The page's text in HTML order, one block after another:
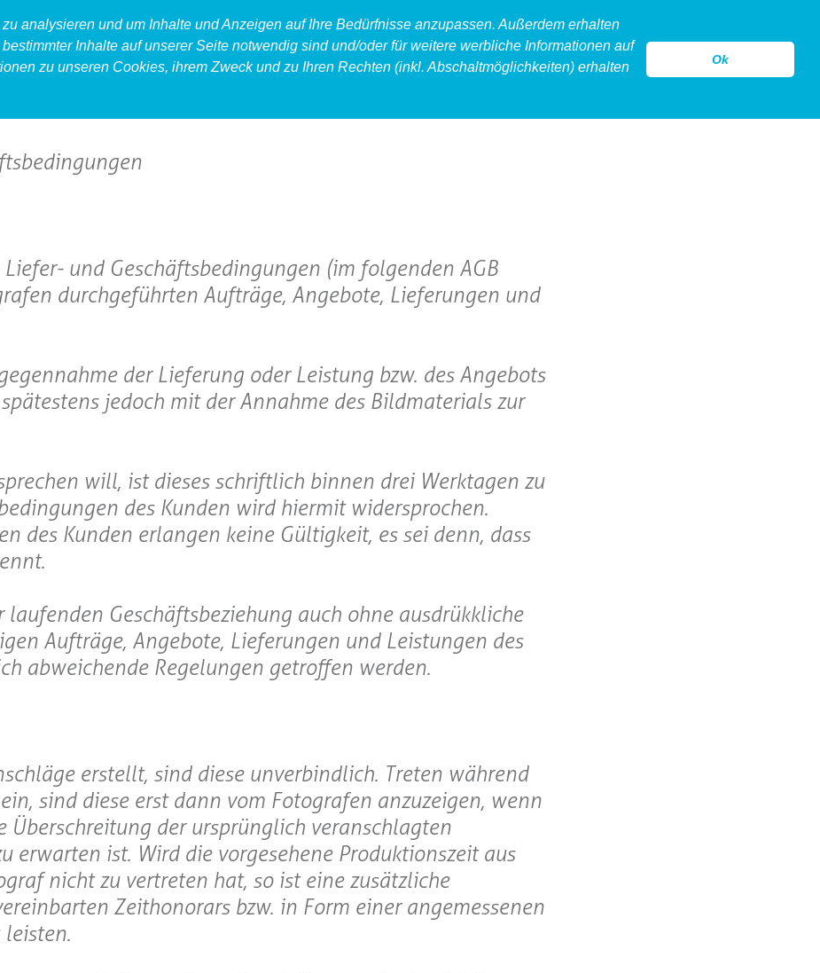
analysieren und um Inhalte und Anzeigen auf Ihre Bedürfnisse anzupassen. Außerdem erhalten
Inhalte auf unserer Seite notwendig sind und/oder für weitere werbliche Informationen auf
zu unseren Cookies, ihrem Zweck und zu Ihren Rechten (inkl. Abschaltmöglichkeiten) erhalten
Ok
hollow kontakt
und Geschäftsbedingungen (im folgenden AGB
durchgeführten Aufträge, Angebote, Lieferungen und
der Lieferung oder Leistung bzw. des Angebots
jedoch mit der Annahme des Bildmaterials zur
will, ist dieses schriftlich binnen drei Werktagen zu
des Kunden wird hiermit widersprochen.
des Kunden erlangen keine Gültigkeit, es sei denn, dass
Geschäftsbeziehung auch ohne ausdrükkliche
Aufträge, Angebote, Lieferungen und Leistungen des
abweichende Regelungen getroffen werden.
erstellt, sind diese unverbindlich. Treten während
sind diese erst dann vom Fotografen anzuzeigen, wenn
Überschreitung der ursprünglich veranschlagten
erwarten ist. Wird die vorgesehene Produktionszeit aus
nicht zu vertreten hat, so ist eine zusätzliche
Zeithonorars bzw. in Form einer angemessenen
leisten.